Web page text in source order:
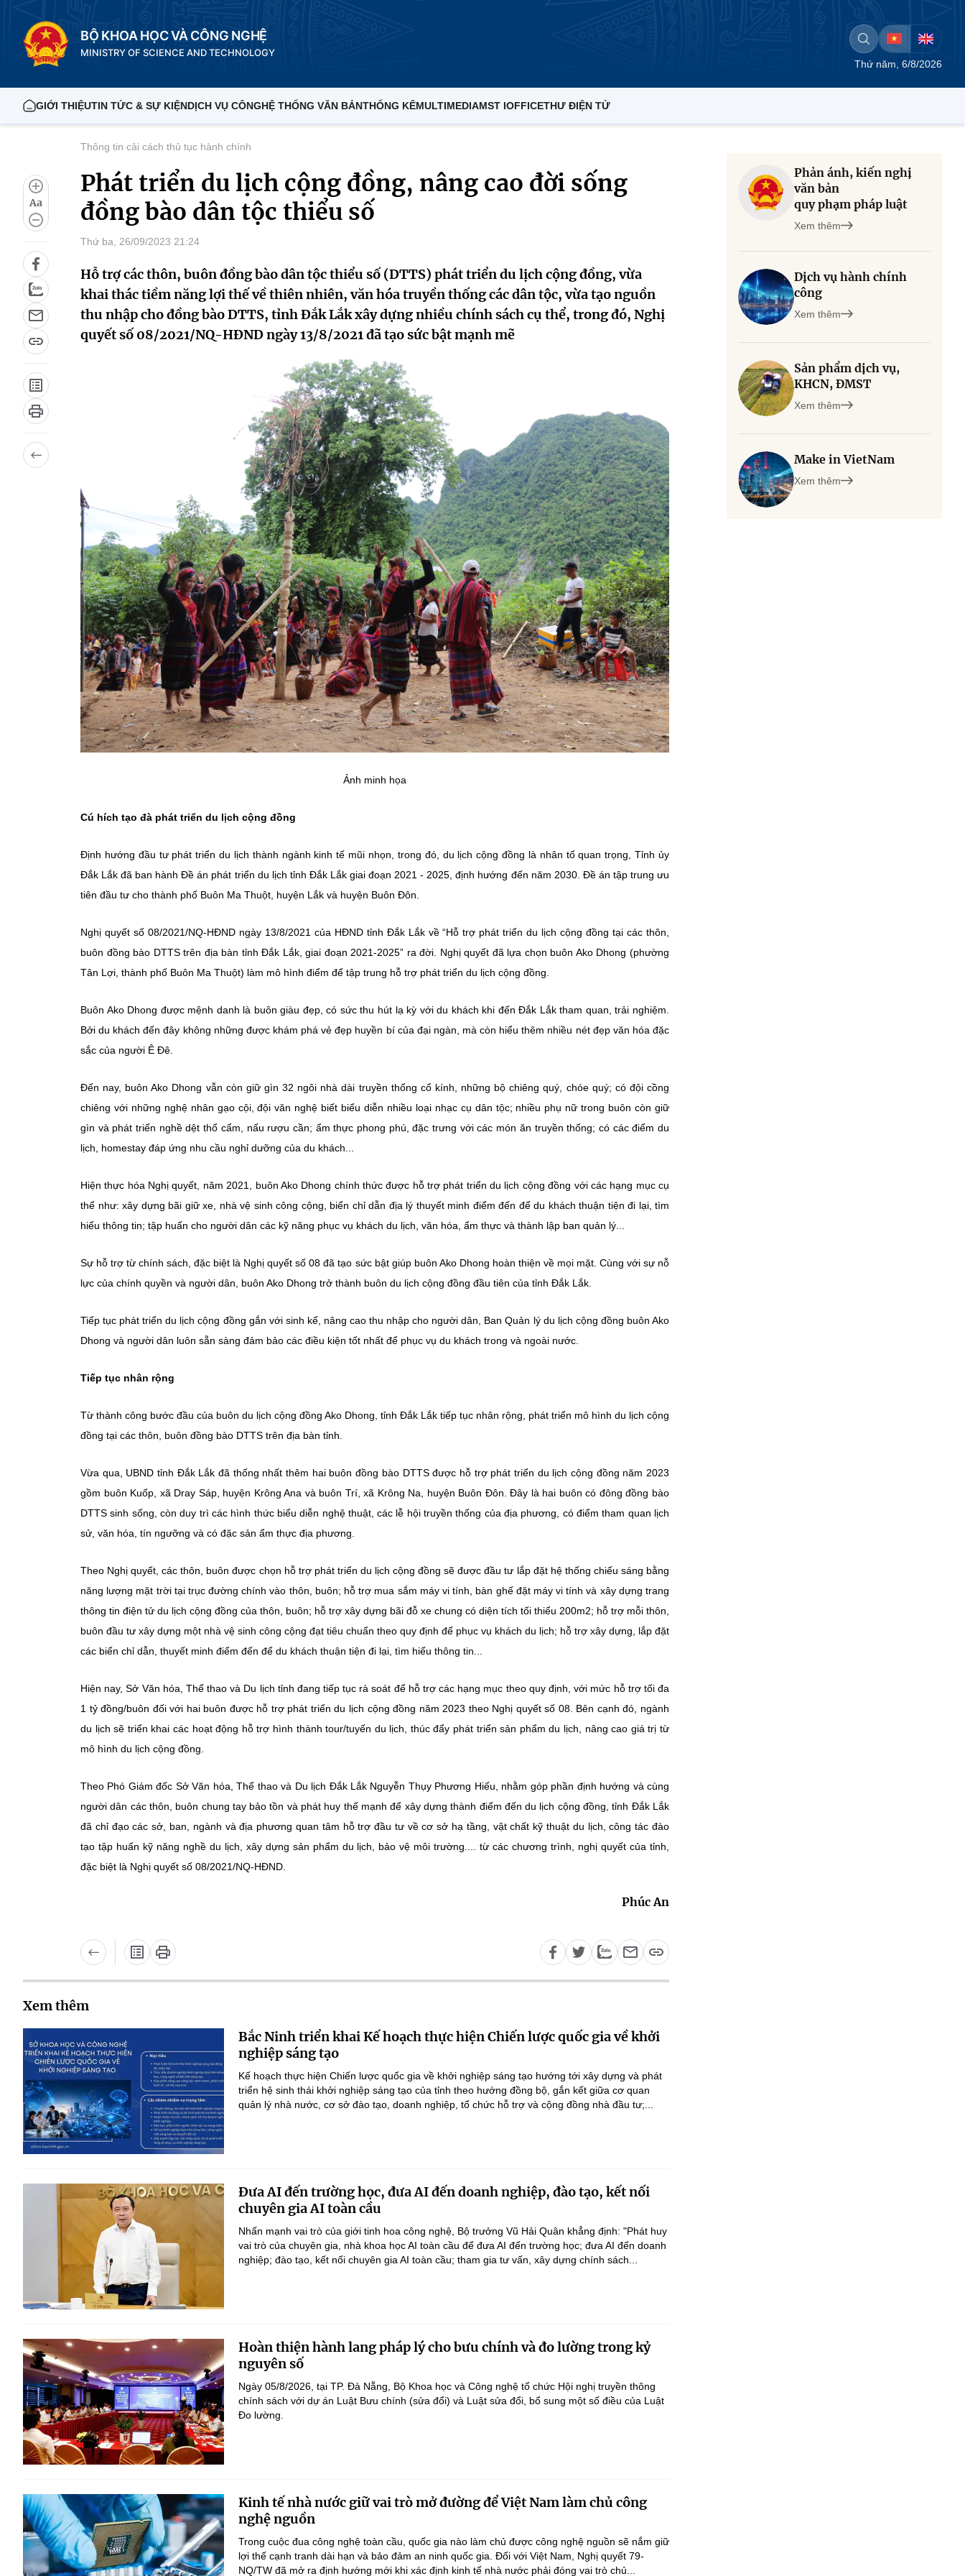
BỘ KHOA HỌC VÀ CÔNG NGHỆ
MINISTRY OF SCIENCE AND TECHNOLOGY
Thứ năm, 6/8/2026
GIỚI THIỆUTIN TỨC & SỰ KIỆNDỊCH VỤ CÔNGHỆ THỐNG VĂN BẢNTHỐNG KÊMULTIMEDIAMST IOFFICETHƯ ĐIỆN TỬ
Aa
Thông tin cải cách thủ tục hành chính
Phát triển du lịch cộng đồng, nâng cao đời sống
đồng bào dân tộc thiểu số
Thứ ba, 26/09/2023 21:24
Hỗ trợ các thôn, buôn đồng bào dân tộc thiểu số (DTTS) phát triển du lịch cộng đồng, vừa
khai thác tiềm năng lợi thế về thiên nhiên, văn hóa truyền thống các dân tộc, vừa tạo nguồn
thu nhập cho đồng bào DTTS, tỉnh Đắk Lắk xây dựng nhiều chính sách cụ thể, trong đó, Nghị
quyết số 08/2021/NQ-HĐND ngày 13/8/2021 đã tạo sức bật mạnh mẽ
Ảnh minh họa
Cú hích tạo đà phát triển du lịch cộng đồng
Định hướng đầu tư phát triển du lịch thành ngành kinh tế mũi nhọn, trong đó, du lịch cộng đồng là nhân tố quan trọng, Tỉnh ủy
Đắk Lắk đã ban hành Đề án phát triển du lịch tỉnh Đắk Lắk giai đoạn 2021 - 2025, định hướng đến năm 2030. Đề án tập trung ưu
tiên đầu tư cho thành phố Buôn Ma Thuột, huyện Lắk và huyện Buôn Đôn.
Nghị quyết số 08/2021/NQ-HĐND ngày 13/8/2021 của HĐND tỉnh Đắk Lắk về “Hỗ trợ phát triển du lịch cộng đồng tại các thôn,
buôn đồng bào DTTS trên địa bàn tỉnh Đắk Lắk, giai đoạn 2021-2025” ra đời. Nghị quyết đã lựa chọn buôn Ako Dhong (phường
Tân Lợi, thành phố Buôn Ma Thuột) làm mô hình điểm để tập trung hỗ trợ phát triển du lịch cộng đồng.
Buôn Ako Dhong được mệnh danh là buôn giàu đẹp, có sức thu hút lạ kỳ với du khách khi đến Đắk Lắk tham quan, trải nghiệm.
Bởi du khách đến đây không những được khám phá vẻ đẹp huyền bí của đại ngàn, mà còn hiểu thêm nhiều nét đẹp văn hóa đặc
sắc của người Ê Đê.
Đến nay, buôn Ako Dhong vẫn còn giữ gìn 32 ngôi nhà dài truyền thống cổ kính, những bộ chiêng quý, chóe quý; có đội cồng
chiêng với những nghệ nhân gạo cội, đội văn nghệ biết biểu diễn nhiều loại nhạc cụ dân tộc; nhiều phụ nữ trong buôn còn giữ
gìn và phát triển nghề dệt thổ cẩm, nấu rượu cần; ẩm thực phong phú, đặc trưng với các món ăn truyền thống; có các điểm du
lịch, homestay đáp ứng nhu cầu nghỉ dưỡng của du khách...
Hiện thực hóa Nghị quyết, năm 2021, buôn Ako Dhong chính thức được hỗ trợ phát triển du lịch cộng đồng với các hạng mục cụ
thể như: xây dựng bãi giữ xe, nhà vệ sinh công cộng, biển chỉ dẫn địa lý thuyết minh điểm đến để du khách thuận tiện đi lại, tìm
hiểu thông tin; tập huấn cho người dân các kỹ năng phục vụ khách du lịch, văn hóa, ẩm thực và thành lập ban quản lý...
Sự hỗ trợ từ chính sách, đặc biệt là Nghị quyết số 08 đã tạo sức bật giúp buôn Ako Dhong hoàn thiện về mọi mặt. Cùng với sự nỗ
lực của chính quyền và người dân, buôn Ako Dhong trở thành buôn du lịch cộng đồng đầu tiên của tỉnh Đắk Lắk.
Tiếp tục phát triển du lịch cộng đồng gắn với sinh kế, nâng cao thu nhập cho người dân, Ban Quản lý du lịch cộng đồng buôn Ako
Dhong và người dân luôn sẵn sàng đảm bảo các điều kiện tốt nhất để phục vụ du khách trong và ngoài nước.
Tiếp tục nhân rộng
Từ thành công bước đầu của buôn du lịch cộng đồng Ako Dhong, tỉnh Đắk Lắk tiếp tục nhân rộng, phát triển mô hình du lịch cộng
đồng tại các thôn, buôn đồng bào DTTS trên địa bàn tỉnh.
Vừa qua, UBND tỉnh Đắk Lắk đã thống nhất thêm hai buôn đồng bào DTTS được hỗ trợ phát triển du lịch cộng đồng năm 2023
gồm buôn Kuốp, xã Dray Sáp, huyện Krông Ana và buôn Trí, xã Krông Na, huyện Buôn Đôn. Đây là hai buôn có đông đồng bào
DTTS sinh sống, còn duy trì các hình thức biểu diễn nghệ thuật, các lễ hội truyền thống của địa phương, có điểm tham quan lịch
sử, văn hóa, tín ngưỡng và có đặc sản ẩm thực địa phương.
Theo Nghị quyết, các thôn, buôn được chọn hỗ trợ phát triển du lịch cộng đồng sẽ được đầu tư lắp đặt hệ thống chiếu sáng bằng
năng lượng mặt trời tại trục đường chính vào thôn, buôn; hỗ trợ mua sắm máy vi tính, bàn ghế đặt máy vi tính và xây dựng trang
thông tin điện tử du lịch cộng đồng của thôn, buôn; hỗ trợ xây dựng bãi đỗ xe chung có diện tích tối thiểu 200m2; hỗ trợ mỗi thôn,
buôn đầu tư xây dựng một nhà vệ sinh công cộng đạt tiêu chuẩn theo quy định để phục vụ khách du lịch; hỗ trợ xây dựng, lắp đặt
các biển chỉ dẫn, thuyết minh điểm đến để du khách thuận tiện đi lại, tìm hiểu thông tin...
Hiện nay, Sở Văn hóa, Thể thao và Du lịch tỉnh đang tiếp tục rà soát để hỗ trợ các hạng mục theo quy định, với mức hỗ trợ tối đa
1 tỷ đồng/buôn đối với hai buôn được hỗ trợ phát triển du lịch cộng đồng năm 2023 theo Nghị quyết số 08. Bên cạnh đó, ngành
du lịch sẽ triển khai các hoạt động hỗ trợ hình thành tour/tuyến du lịch, thúc đẩy phát triển sản phẩm du lịch, nâng cao giá trị từ
mô hình du lịch cộng đồng.
Theo Phó Giám đốc Sở Văn hóa, Thể thao và Du lịch Đắk Lắk Nguyễn Thụy Phương Hiếu, nhằm góp phần định hướng và cùng
người dân các thôn, buôn chung tay bảo tồn và phát huy thế mạnh để xây dựng thành điểm đến du lịch cộng đồng, tỉnh Đắk Lắk
đã chỉ đạo các sở, ban, ngành và địa phương quan tâm hỗ trợ đầu tư về cơ sở hạ tầng, vật chất kỹ thuật du lịch, công tác đào
tạo tập huấn kỹ năng nghề du lịch, xây dựng sản phẩm du lịch, bảo vệ môi trường.... từ các chương trình, nghị quyết của tỉnh,
đặc biệt là Nghị quyết số 08/2021/NQ-HĐND.
Phúc An
Xem thêm
Bắc Ninh triển khai Kế hoạch thực hiện Chiến lược quốc gia về khởi
nghiệp sáng tạo
Kế hoạch thực hiện Chiến lược quốc gia về khởi nghiệp sáng tạo hướng tới xây dựng và phát
triển hệ sinh thái khởi nghiệp sáng tạo của tỉnh theo hướng đồng bộ, gắn kết giữa cơ quan
quản lý nhà nước, cơ sở đào tạo, doanh nghiệp, tổ chức hỗ trợ và cộng đồng nhà đầu tư;...
Đưa AI đến trường học, đưa AI đến doanh nghiệp, đào tạo, kết nối
chuyên gia AI toàn cầu
Nhấn mạnh vai trò của giới tinh hoa công nghệ, Bộ trưởng Vũ Hải Quân khẳng định: "Phát huy
vai trò của chuyên gia, nhà khoa học AI toàn cầu để đưa AI đến trường học; đưa AI đến doanh
nghiệp; đào tạo, kết nối chuyên gia AI toàn cầu; tham gia tư vấn, xây dựng chính sách...
Hoàn thiện hành lang pháp lý cho bưu chính và đo lường trong kỷ
nguyên số
Ngày 05/8/2026, tại TP. Đà Nẵng, Bộ Khoa học và Công nghệ tổ chức Hội nghị truyền thông
chính sách với dự án Luật Bưu chính (sửa đổi) và Luật sửa đổi, bổ sung một số điều của Luật
Đo lường.
Kinh tế nhà nước giữ vai trò mở đường để Việt Nam làm chủ công
nghệ nguồn
Trong cuộc đua công nghệ toàn cầu, quốc gia nào làm chủ được công nghệ nguồn sẽ nắm giữ
lợi thế cạnh tranh dài hạn và bảo đảm an ninh quốc gia. Đối với Việt Nam, Nghị quyết 79-
NQ/TW đã mở ra định hướng mới khi xác định kinh tế nhà nước phải đóng vai trò chủ...
Phản ánh, kiến nghị
văn bản
quy phạm pháp luật
Xem thêm
Dịch vụ hành chính
công
Xem thêm
Sản phẩm dịch vụ,
KHCN, ĐMST
Xem thêm
Make in VietNam
Xem thêm